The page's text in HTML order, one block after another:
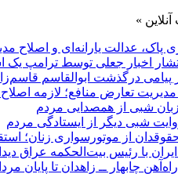
»
پاک، عدالت یارانه‌ای و اصلاح
اخبار جعلی توسط ترامپ
پیامی درگذشت ابوالقاسم
تعارض منافع؛ لازمه
شبی از همصدایی مردم
شبی دیگر از ایستادگی مردم
از موتورسواری زنان؛
با رئیس بیت‌الحکمه عراق
چابهار ــ زاهدان تا پایان